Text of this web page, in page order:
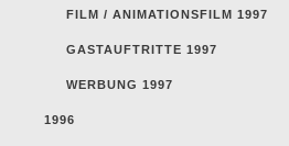
FILM / ANIMATIONSFILM 1997
GASTAUFTRITTE 1997
WERBUNG 1997
1996